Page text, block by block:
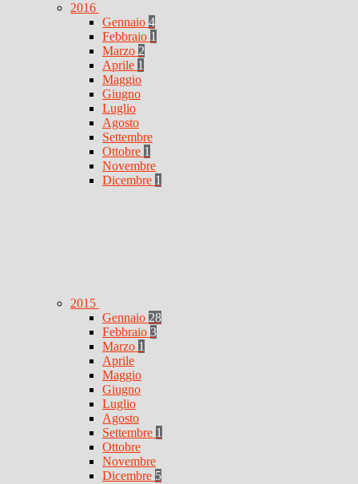
2016
Gennaio 4
Febbraio 1
Marzo 2
Aprile 1
Maggio
Giugno
Luglio
Agosto
Settembre
Ottobre 1
Novembre
Dicembre 1
2015
Gennaio 28
Febbraio 3
Marzo 1
Aprile
Maggio
Giugno
Luglio
Agosto
Settembre 1
Ottobre
Novembre
Dicembre 5